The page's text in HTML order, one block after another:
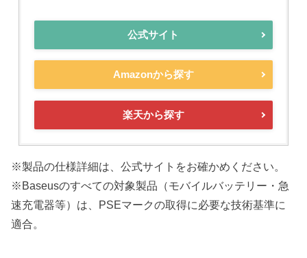
公式サイト
Amazonから探す
楽天から探す
※製品の仕様詳細は、公式サイトをお確かめください。
※Baseusのすべての対象製品（モバイルバッテリー・急
速充電器等）は、PSEマークの取得に必要な技術基準に
適合。